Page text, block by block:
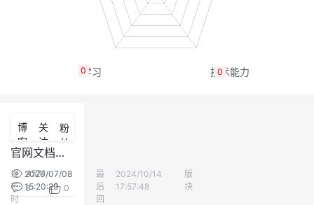
注
的
开
我
的
我
0
0
博
客
关
注
粉
丝
官网文档中的算子落盘空间具体是什么概念，怎么配置这个值？
发
布
时
2020/07/08
15:20:29
最
后
回
pack
2024/10/14
17:57:48
版
块
4574
8
0